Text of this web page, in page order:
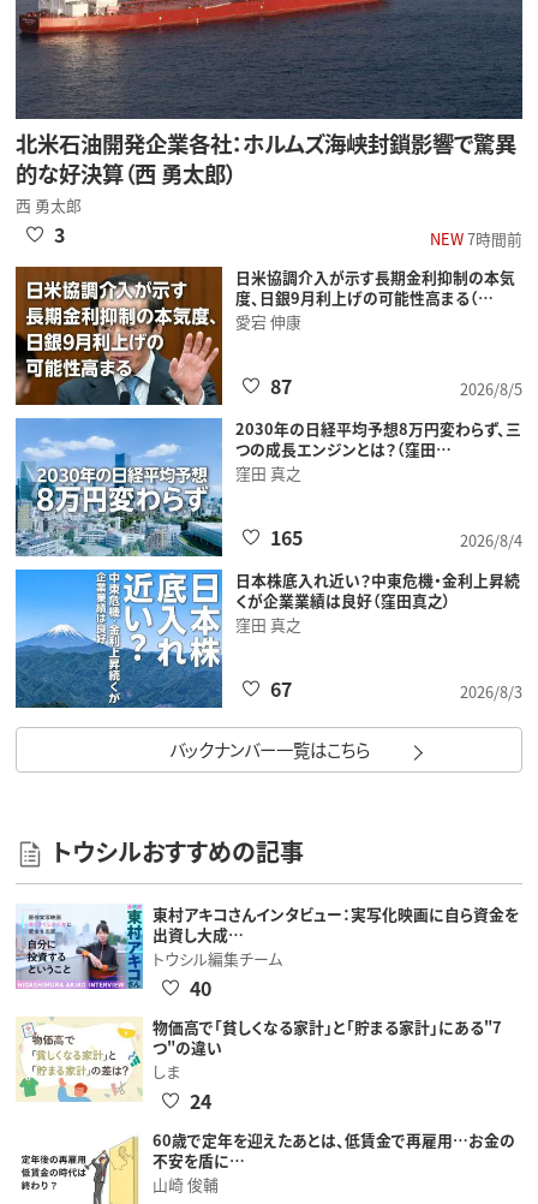
北米石油開発企業各社：ホルムズ海峡封鎖影響で驚異
的な好決算（西 勇太郎）
西 勇太郎
NEW7時間前
3
日米協調介入が示す長期金利抑制の本気
度、日銀9月利上げの可能性高まる（…
愛宕 伸康
2026/8/5
87
2030年の日経平均予想8万円変わらず、三
つの成長エンジンとは？（窪田…
窪田 真之
2026/8/4
165
日本株底入れ近い？中東危機・金利上昇続
くが企業業績は良好（窪田真之）
窪田 真之
2026/8/3
67
バックナンバー一覧はこちら
トウシルおすすめの記事
東村アキコさんインタビュー：実写化映画に自ら資金を
出資し大成…
トウシル編集チーム
40
物価高で「貧しくなる家計」と「貯まる家計」にある"7
つ"の違い
しま
24
60歳で定年を迎えたあとは、低賃金で再雇用…お金の
不安を盾に…
山崎 俊輔